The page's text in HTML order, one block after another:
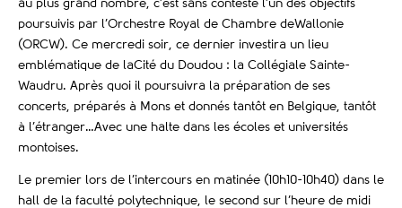
au plus grand nombre, c’est sans conteste l’un des objectifs
poursuivis par l’Orchestre Royal de Chambre deWallonie
(ORCW). Ce mercredi soir, ce dernier investira un lieu
emblématique de laCité du Doudou : la Collégiale Sainte-
Waudru. Après quoi il poursuivra la préparation de ses
concerts, préparés à Mons et donnés tantôt en Belgique, tantôt
à l’étranger…Avec une halte dans les écoles et universités
montoises.
Le premier lors de l’intercours en matinée (10h10-10h40) dans le
hall de la faculté polytechnique, le second sur l’heure de midi